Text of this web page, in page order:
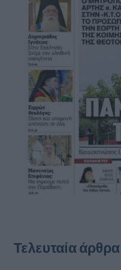
Τελευταία άρθρα